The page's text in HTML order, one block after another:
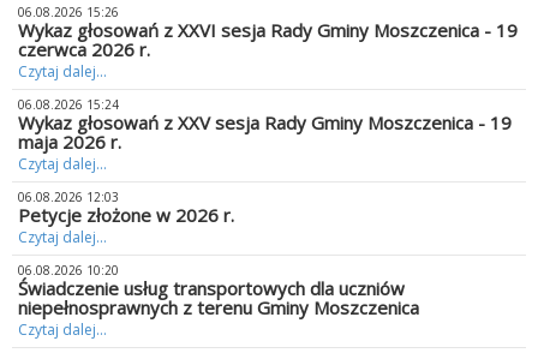
06.08.2026 15:26
Wykaz głosowań z XXVI sesja Rady Gminy Moszczenica - 19
czerwca 2026 r.
Czytaj dalej...
06.08.2026 15:24
Wykaz głosowań z XXV sesja Rady Gminy Moszczenica - 19
maja 2026 r.
Czytaj dalej...
06.08.2026 12:03
Petycje złożone w 2026 r.
Czytaj dalej...
06.08.2026 10:20
Świadczenie usług transportowych dla uczniów
niepełnosprawnych z terenu Gminy Moszczenica
Czytaj dalej...